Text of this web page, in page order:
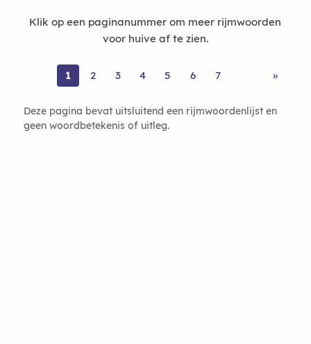
Klik op een paginanummer om meer rijmwoorden
voor huive af te zien.
1 2 3 4 5 6 7 »
Deze pagina bevat uitsluitend een rijmwoordenlijst en
geen woordbetekenis of uitleg.